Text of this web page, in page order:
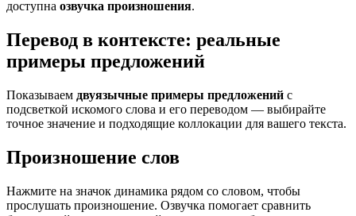
доступна озвучка произношения.
Перевод в контексте: реальные
примеры предложений
Показываем двуязычные примеры предложений с
подсветкой искомого слова и его переводом — выбирайте
точное значение и подходящие коллокации для вашего текста.
Произношение слов
Нажмите на значок динамика рядом со словом, чтобы
прослушать произношение. Озвучка помогает сравнить